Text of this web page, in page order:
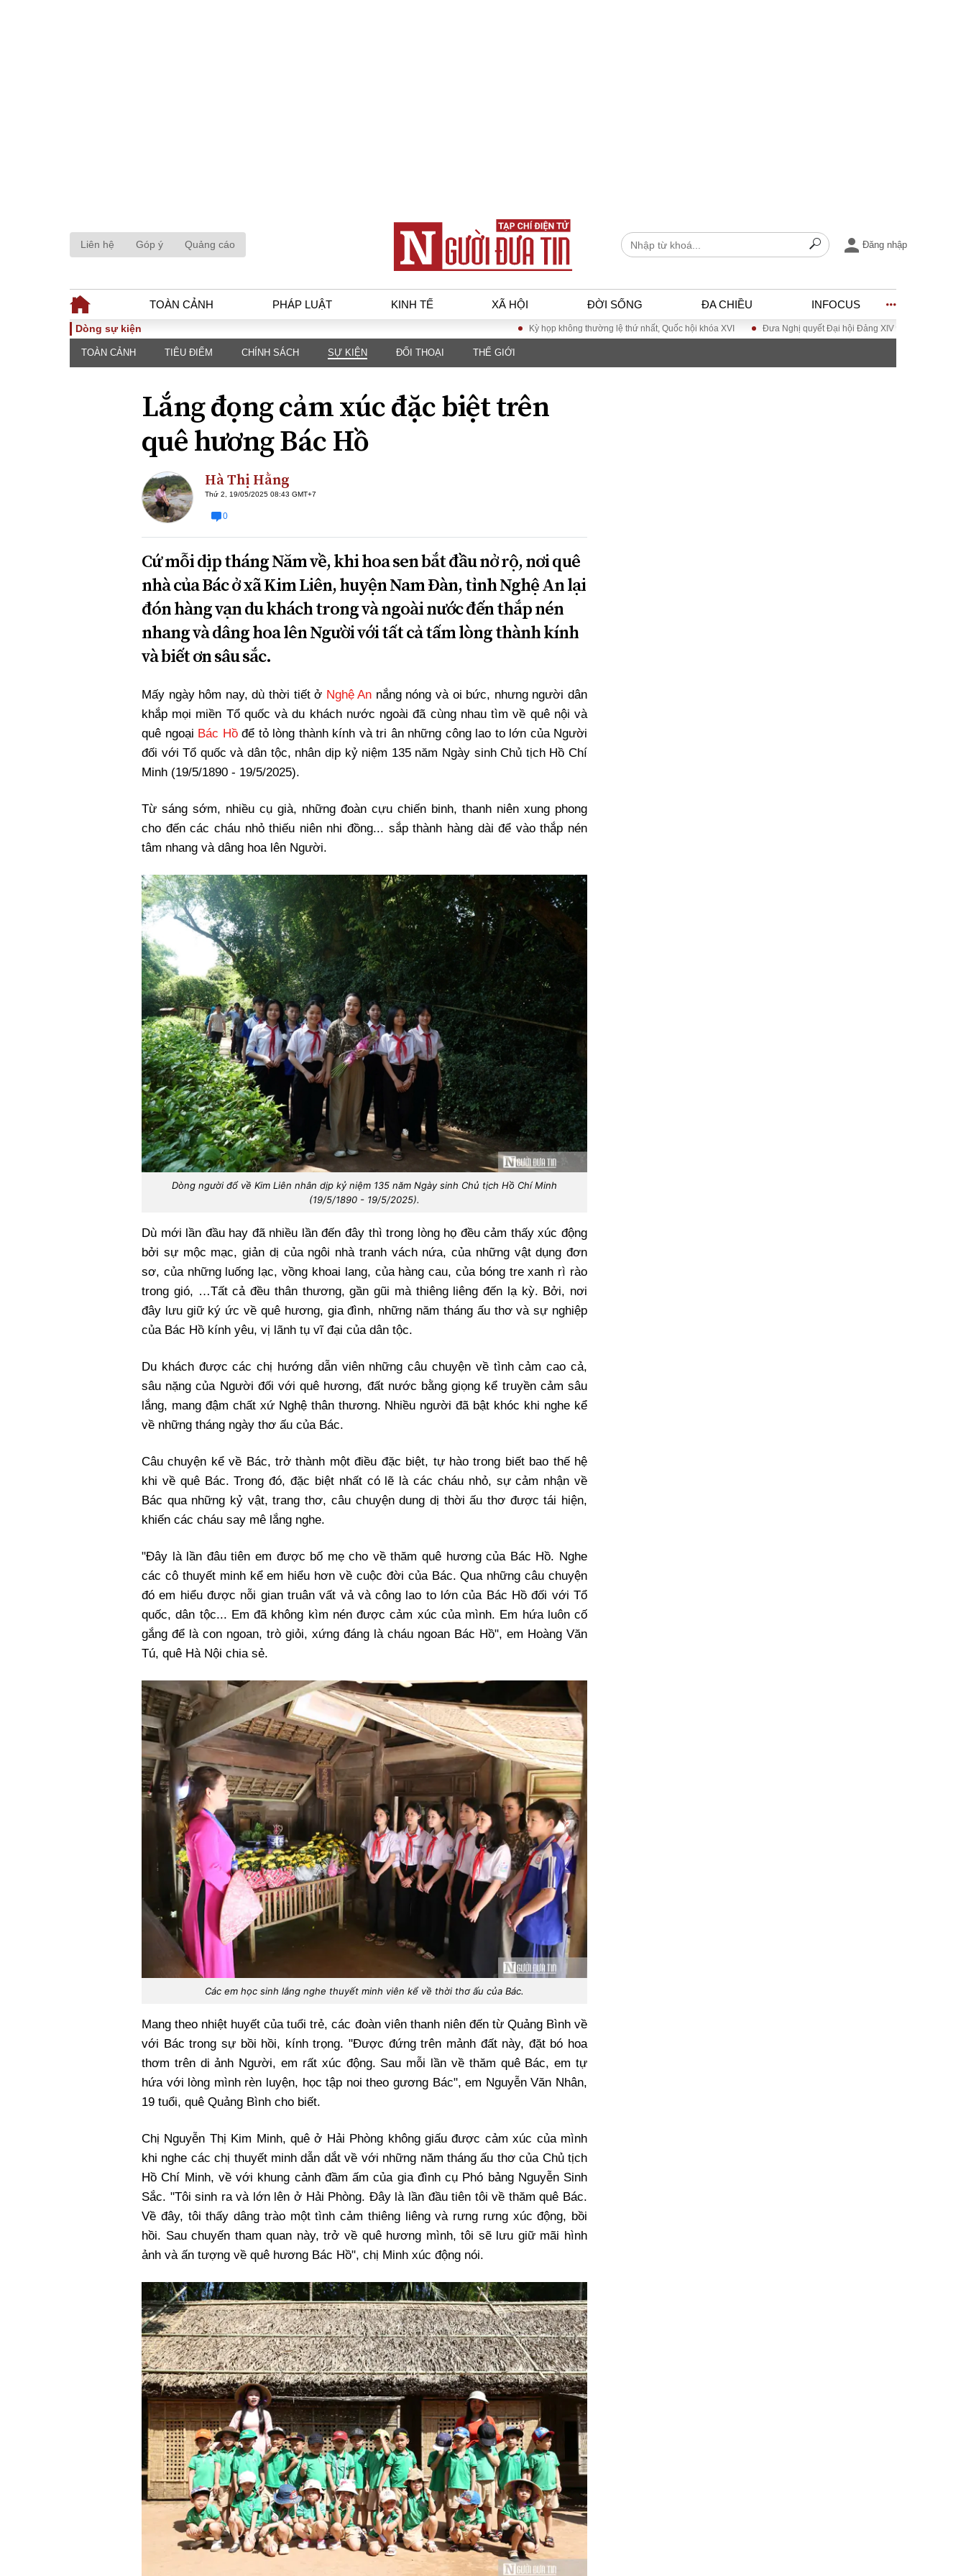
Liên hệ Góp ý Quảng cáo Đăng nhập
TOÀN CẢNH PHÁP LUẬT KINH TẾ XÃ HỘI ĐỜI SỐNG ĐA CHIỀU INFOCUS
TOÀN CẢNH
Chính sách
Đối thoại
PHÁP LUẬT
Góc nhìn luật gia
Hồ sơ điều tra
An ninh - Hình sự
KINH TẾ
Tài chính - Ngân
hàng
Công nghệ
ĐA CHIỀU
Quan điểm
Xi nhan Trái Phải
INFOCUS
Dòng sự kiện Kỳ họp không thường lệ thứ nhất, Quốc hội khóa XVI Đưa Nghị quyết Đại hội Đảng XIV vào cuộc sống
TOÀN CẢNH TIÊU ĐIỂM CHÍNH SÁCH SỰ KIỆN ĐỐI THOẠI THẾ GIỚI
Lắng đọng cảm xúc đặc biệt trên
quê hương Bác Hồ
Hà Thị Hằng
Thứ 2, 19/05/2025 08:43 GMT+7
0
Cứ mỗi dịp tháng Năm về, khi hoa sen bắt đầu nở rộ, nơi quê
nhà của Bác ở xã Kim Liên, huyện Nam Đàn, tỉnh Nghệ An lại
đón hàng vạn du khách trong và ngoài nước đến thắp nén
nhang và dâng hoa lên Người với tất cả tấm lòng thành kính
và biết ơn sâu sắc.
Mấy ngày hôm nay, dù thời tiết ở Nghệ An nắng nóng và oi bức, nhưng người dân
khắp mọi miền Tổ quốc và du khách nước ngoài đã cùng nhau tìm về quê nội và
quê ngoại Bác Hồđể tỏ lòng thành kính và tri ân những công lao to lớn của Người
đối với Tổ quốc và dân tộc, nhân dịp kỷ niệm 135 năm Ngày sinh Chủ tịch Hồ Chí
Minh (19/5/1890 - 19/5/2025).
Từ sáng sớm, nhiều cụ già, những đoàn cựu chiến binh, thanh niên xung phong
cho đến các cháu nhỏ thiếu niên nhi đồng... sắp thành hàng dài để vào thắp nén
tâm nhang và dâng hoa lên Người.
Dòng người đổ về Kim Liên nhân dịp kỷ niệm 135 năm Ngày sinh Chủ tịch Hồ Chí Minh
(19/5/1890 - 19/5/2025).
Dù mới lần đầu hay đã nhiều lần đến đây thì trong lòng họ đều cảm thấy xúc động
bởi sự mộc mạc, giản dị của ngôi nhà tranh vách nứa, của những vật dụng đơn
sơ, của những luống lạc, vồng khoai lang, của hàng cau, của bóng tre xanh rì rào
trong gió, …Tất cả đều thân thương, gần gũi mà thiêng liêng đến lạ kỳ. Bởi, nơi
đây lưu giữ ký ức về quê hương, gia đình, những năm tháng ấu thơ và sự nghiệp
của Bác Hồ kính yêu, vị lãnh tụ vĩ đại của dân tộc.
Du khách được các chị hướng dẫn viên những câu chuyện về tình cảm cao cả,
sâu nặng của Người đối với quê hương, đất nước bằng giọng kể truyền cảm sâu
lắng, mang đậm chất xứ Nghệ thân thương. Nhiều người đã bật khóc khi nghe kể
về những tháng ngày thơ ấu của Bác.
Câu chuyện kể về Bác, trở thành một điều đặc biệt, tự hào trong biết bao thế hệ
khi về quê Bác. Trong đó, đặc biệt nhất có lẽ là các cháu nhỏ, sự cảm nhận về
Bác qua những kỷ vật, trang thơ, câu chuyện dung dị thời ấu thơ được tái hiện,
khiến các cháu say mê lắng nghe.
"Đây là lần đâu tiên em được bố mẹ cho về thăm quê hương của Bác Hồ. Nghe
các cô thuyết minh kể em hiểu hơn về cuộc đời của Bác. Qua những câu chuyện
đó em hiểu được nỗi gian truân vất vả và công lao to lớn của Bác Hồ đối với Tổ
quốc, dân tộc... Em đã không kìm nén được cảm xúc của mình. Em hứa luôn cố
gắng để là con ngoan, trò giỏi, xứng đáng là cháu ngoan Bác Hồ", em Hoàng Văn
Tú, quê Hà Nội chia sẻ.
Các em học sinh lắng nghe thuyết minh viên kể về thời thơ ấu của Bác.
Mang theo nhiệt huyết của tuổi trẻ, các đoàn viên thanh niên đến từ Quảng Bình về
với Bác trong sự bồi hồi, kính trọng. "Được đứng trên mảnh đất này, đặt bó hoa
thơm trên di ảnh Người, em rất xúc động. Sau mỗi lần về thăm quê Bác, em tự
hứa với lòng mình rèn luyện, học tập noi theo gương Bác", em Nguyễn Văn Nhân,
19 tuổi, quê Quảng Bình cho biết.
Chị Nguyễn Thị Kim Minh, quê ở Hải Phòng không giấu được cảm xúc của mình
khi nghe các chị thuyết minh dẫn dắt về với những năm tháng ấu thơ của Chủ tịch
Hồ Chí Minh, về với khung cảnh đầm ấm của gia đình cụ Phó bảng Nguyễn Sinh
Sắc. "Tôi sinh ra và lớn lên ở Hải Phòng. Đây là lần đầu tiên tôi về thăm quê Bác.
Về đây, tôi thấy dâng trào một tình cảm thiêng liêng và rưng rưng xúc động, bồi
hồi. Sau chuyến tham quan này, trở về quê hương mình, tôi sẽ lưu giữ mãi hình
ảnh và ấn tượng về quê hương Bác Hồ", chị Minh xúc động nói.